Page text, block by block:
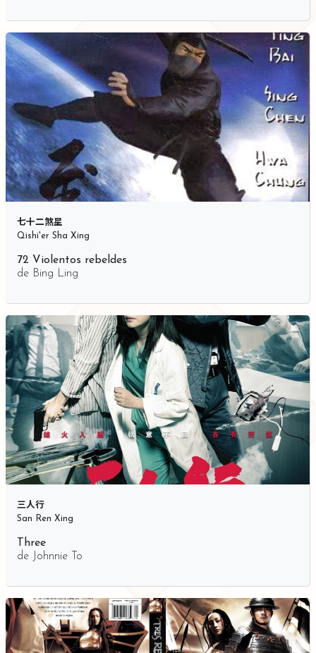
七十二煞星
Qishi'er Sha Xing
72 Violentos rebeldes
de Bing Ling
三人行
San Ren Xing
Three
de
Johnnie To